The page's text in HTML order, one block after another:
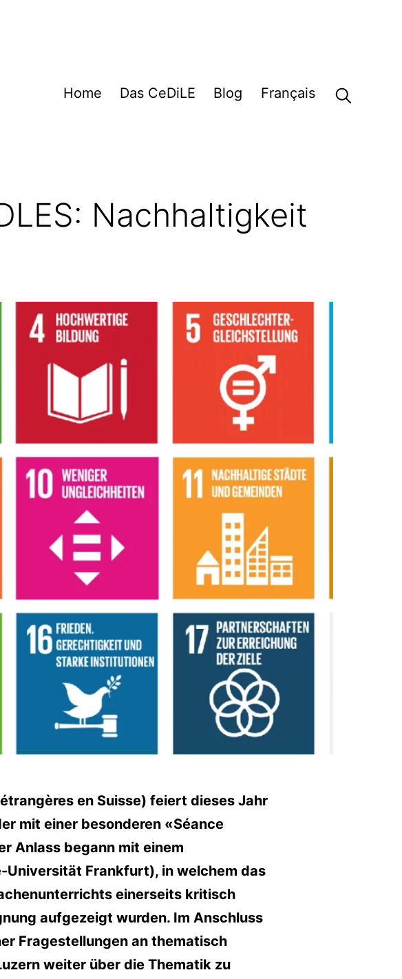
Home Das CeDiLE Blog Français
Nachhaltigkeit
en Suisse) feiert dieses Jahr
mit einer besonderen «Séance
Anlass begann mit einem
Universität Frankfurt), in welchem das
einerseits kritisch
aufgezeigt wurden. Im Anschluss
Fragestellungen an thematisch
weiter über die Thematik zu